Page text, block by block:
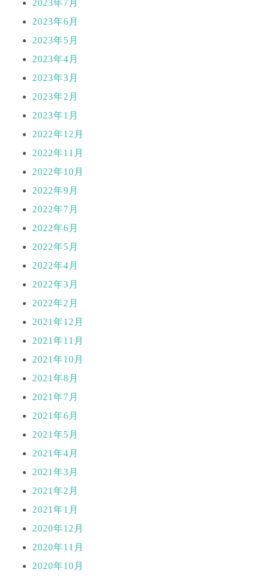
2023年7月
2023年6月
2023年5月
2023年4月
2023年3月
2023年2月
2023年1月
2022年12月
2022年11月
2022年10月
2022年9月
2022年7月
2022年6月
2022年5月
2022年4月
2022年3月
2022年2月
2021年12月
2021年11月
2021年10月
2021年8月
2021年7月
2021年6月
2021年5月
2021年4月
2021年3月
2021年2月
2021年1月
2020年12月
2020年11月
2020年10月